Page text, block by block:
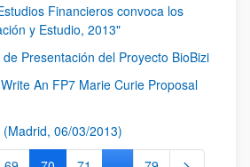
Financieros convoca los
y Estudio, 2013"
Presentación del Proyecto BioBizi
An FP7 Marie Curie Proposal
06/03/2013)